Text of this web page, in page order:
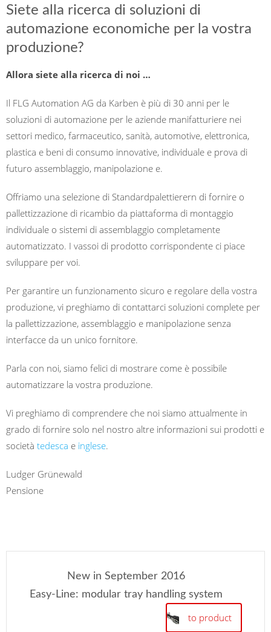
Siete alla ricerca di soluzioni di
automazione economiche per la vostra
produzione?
Allora siete alla ricerca di noi …
Il FLG Automation AG da Karben è più di 30 anni per le
soluzioni di automazione per le aziende manifatturiere nei
settori medico, farmaceutico, sanità, automotive, elettronica,
plastica e beni di consumo innovative, individuale e prova di
futuro assemblaggio, manipolazione e.
Offriamo una selezione di Standardpalettierern di fornire o
pallettizzazione di ricambio da piattaforma di montaggio
individuale o sistemi di assemblaggio completamente
automatizzato. I vassoi di prodotto corrispondente ci piace
sviluppare per voi.
Per garantire un funzionamento sicuro e regolare della vostra
produzione, vi preghiamo di contattarci soluzioni complete per
la pallettizzazione, assemblaggio e manipolazione senza
interfacce da un unico fornitore.
Parla con noi, siamo felici di mostrare come è possibile
automatizzare la vostra produzione.
Vi preghiamo di comprendere che noi siamo attualmente in
grado di fornire solo nel nostro altre informazioni sui prodotti e
società tedesca e inglese.
Ludger Grünewald
Pensione
New in September 2016
Easy-Line: modular tray handling system
to product